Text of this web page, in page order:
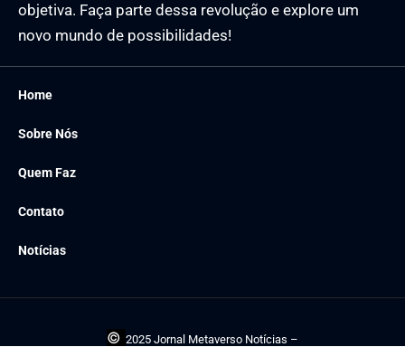
objetiva. Faça parte dessa revolução e explore um
novo mundo de possibilidades!
Home
Sobre Nós
Quem Faz
Contato
Notícias
© 2025 Jornal Metaverso Notícias –